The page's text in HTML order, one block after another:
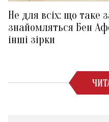
Не для всіх: що таке
знайомляться Бен
інші зірки